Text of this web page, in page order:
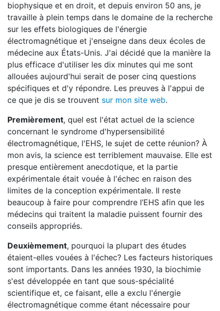
biophysique et en droit, et depuis environ 50 ans, je
travaille à plein temps dans le domaine de la recherche
sur les effets biologiques de l'énergie
électromagnétique et j'enseigne dans deux écoles de
médecine aux États-Unis. J'ai décidé que la manière la
plus efficace d'utiliser les dix minutes qui me sont
allouées aujourd'hui serait de poser cinq questions
spécifiques et d'y répondre. Les preuves à l'appui de
ce que je dis se trouvent sur mon site web.
Premièrement, quel est l'état actuel de la science
concernant le syndrome d'hypersensibilité
électromagnétique, l'EHS, le sujet de cette réunion? À
mon avis, la science est terriblement mauvaise. Elle est
presque entièrement anecdotique, et la partie
expérimentale était vouée à l'échec en raison des
limites de la conception expérimentale. Il reste
beaucoup à faire pour comprendre l’EHS afin que les
médecins qui traitent la maladie puissent fournir des
conseils appropriés.
Deuxièmement, pourquoi la plupart des études
étaient-elles vouées à l'échec? Les facteurs historiques
sont importants. Dans les années 1930, la biochimie
s'est développée en tant que sous-spécialité
scientifique et, ce faisant, elle a exclu l'énergie
électromagnétique comme étant nécessaire pour